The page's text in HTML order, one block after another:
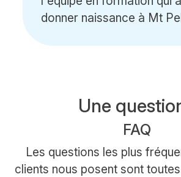
donner naissance à Mt
Une
FAQ
Les questions les plus
clients nous posent sont